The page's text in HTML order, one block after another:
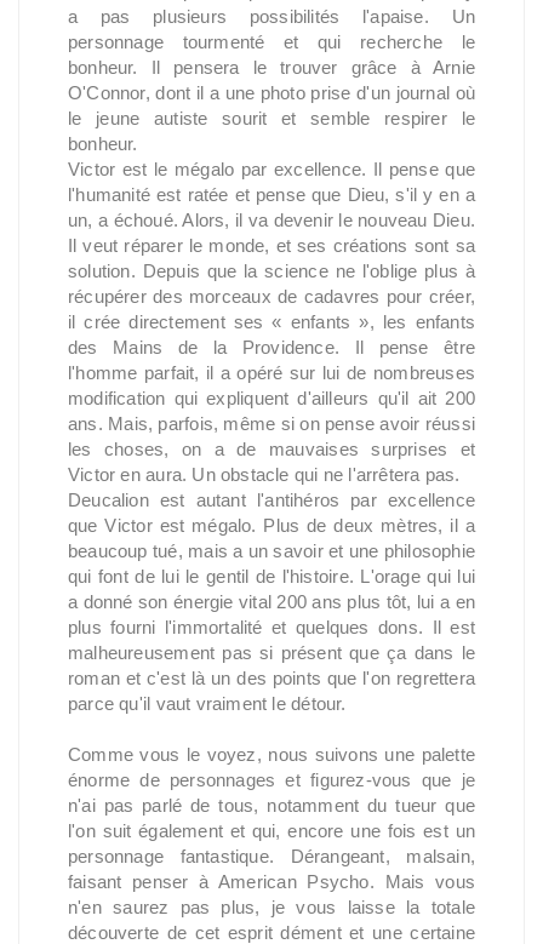
a pas plusieurs possibilités l'apaise. Un
personnage tourmenté et qui recherche le
bonheur. Il pensera le trouver grâce à Arnie
O'Connor, dont il a une photo prise d'un journal où
le jeune autiste sourit et semble respirer le
bonheur.
Victor est le mégalo par excellence. Il pense que
l'humanité est ratée et pense que Dieu, s'il y en a
un, a échoué. Alors, il va devenir le nouveau Dieu.
Il veut réparer le monde, et ses créations sont sa
solution. Depuis que la science ne l'oblige plus à
récupérer des morceaux de cadavres pour créer,
il crée directement ses « enfants », les enfants
des Mains de la Providence. Il pense être
l'homme parfait, il a opéré sur lui de nombreuses
modification qui expliquent d'ailleurs qu'il ait 200
ans. Mais, parfois, même si on pense avoir réussi
les choses, on a de mauvaises surprises et
Victor en aura. Un obstacle qui ne l'arrêtera pas.
Deucalion est autant l'antihéros par excellence
que Victor est mégalo. Plus de deux mètres, il a
beaucoup tué, mais a un savoir et une philosophie
qui font de lui le gentil de l'histoire. L'orage qui lui
a donné son énergie vital 200 ans plus tôt, lui a en
plus fourni l'immortalité et quelques dons. Il est
malheureusement pas si présent que ça dans le
roman et c'est là un des points que l'on regrettera
parce qu'il vaut vraiment le détour.
Comme vous le voyez, nous suivons une palette
énorme de personnages et figurez-vous que je
n'ai pas parlé de tous, notamment du tueur que
l'on suit également et qui, encore une fois est un
personnage fantastique. Dérangeant, malsain,
faisant penser à American Psycho. Mais vous
n'en saurez pas plus, je vous laisse la totale
découverte de cet esprit dément et une certaine